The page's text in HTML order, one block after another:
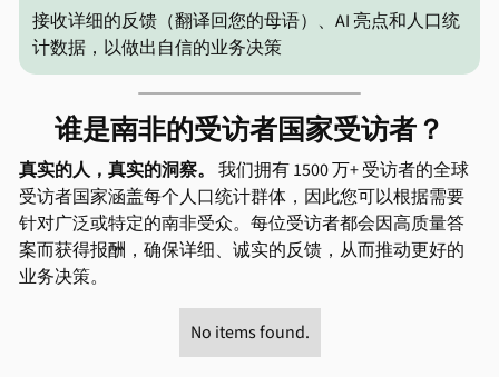
接收详细的反馈（翻译回您的母语）、AI 亮点和人口统
计数据，以做出自信的业务决策
谁是南非的受访者国家受访者？
真实的人，真实的洞察。 我们拥有 1500 万+ 受访者的全球
受访者国家涵盖每个人口统计群体，因此您可以根据需要
针对广泛或特定的南非受众。每位受访者都会因高质量答
案而获得报酬，确保详细、诚实的反馈，从而推动更好的
业务决策。
No items found.